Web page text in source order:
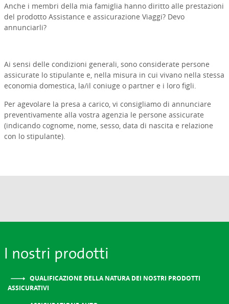
Anche i membri della mia famiglia hanno diritto alle prestazioni
del prodotto Assistance e assicurazione Viaggi? Devo
annunciarli?
Ai sensi delle condizioni generali, sono considerate persone
assicurate lo stipulante e, nella misura in cui vivano nella stessa
economia domestica, la/il coniuge o partner e i loro figli.
Per agevolare la presa a carico, vi consigliamo di annunciare
preventivamente alla vostra agenzia le persone assicurate
(indicando cognome, nome, sesso, data di nascita e relazione
con lo stipulante).
I nostri prodotti
QUALIFICAZIONE DELLA NATURA DEI NOSTRI PRODOTTI
ASSICURATIVI